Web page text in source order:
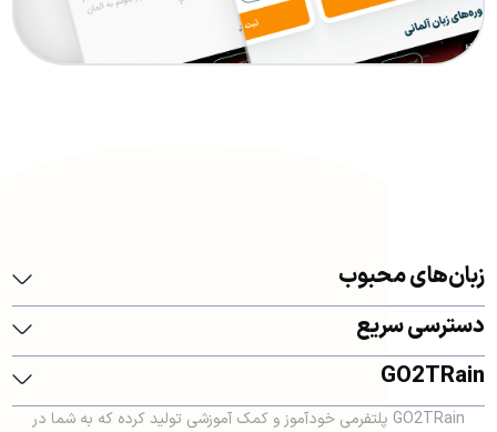
زبان‌های محبوب
دسترسی سریع
GO2TRain
GO2TRain پلتفرمی خودآموز و کمک آموزشی تولید کرده که به شما در